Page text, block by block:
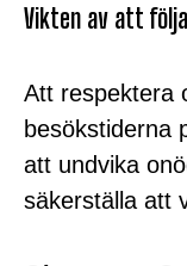
Vikten av att
Att respektera
besökstiderna
att undvika
säkerställa att